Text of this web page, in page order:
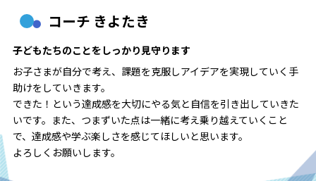
コーチ きよたき
子どもたちのことをしっかり見守ります
お子さまが自分で考え、課題を克服しアイデアを実現していく手
助けをしていきます。
できた！という達成感を大切にやる気と自信を引き出していきた
いです。また、つまずいた点は一緒に考え乗り越えていくこと
で、達成感や学ぶ楽しさを感じてほしいと思います。
よろしくお願いします。